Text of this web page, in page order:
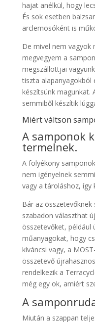
hajat anélkül, hogy
És sok esetben
arclemosóként is
De mivel nem vagyok
megvegyem a
megszállottjai
tiszta alapanyagokból
készítsünk magunkat.
semmiből készítik
Miért váltson
A samponok
termelnek.
A folyékony
nem igényelnek
vagy a tároláshoz, így
Bár az
szabadon választhat
összetevőket, például
műanyagokat, hogy
kíváncsi vagy, a
összetevő
rendelkezik a
még egy ok, amiért
A
Miután a szappan